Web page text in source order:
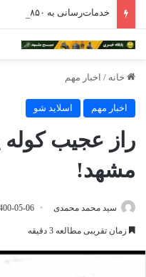
خدمات‌رسانی به ۱۸۵۰ سالمند در مراکز شبانه‌روزی خراسان رضوی
خانه / اخبار مهم
اخبار مهم اسلاید شو
راز عجیب
مشهد!
سید محمد محمدی 05-06
زمان تقریبی مطالعه 3 دقیقه